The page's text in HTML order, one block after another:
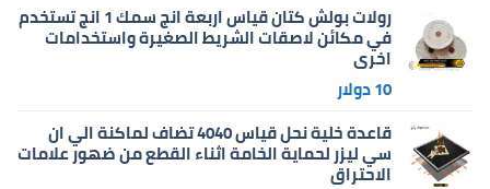
رولات بولش كتان قياس اربعة انج سمك 1 انج تستخدم
في مكائن لاصقات الشريط الصغيرة واستخدامات
اخرى
10دولار
قاعدة خلية نحل قياس 4040 تضاف لماكنة الي ان
سي ليزر لحماية الخامة اثناء القطع من ضهور علامات
الاحتراق